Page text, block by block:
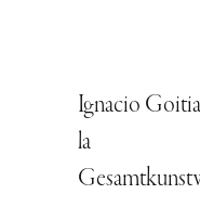
Ignacio
la